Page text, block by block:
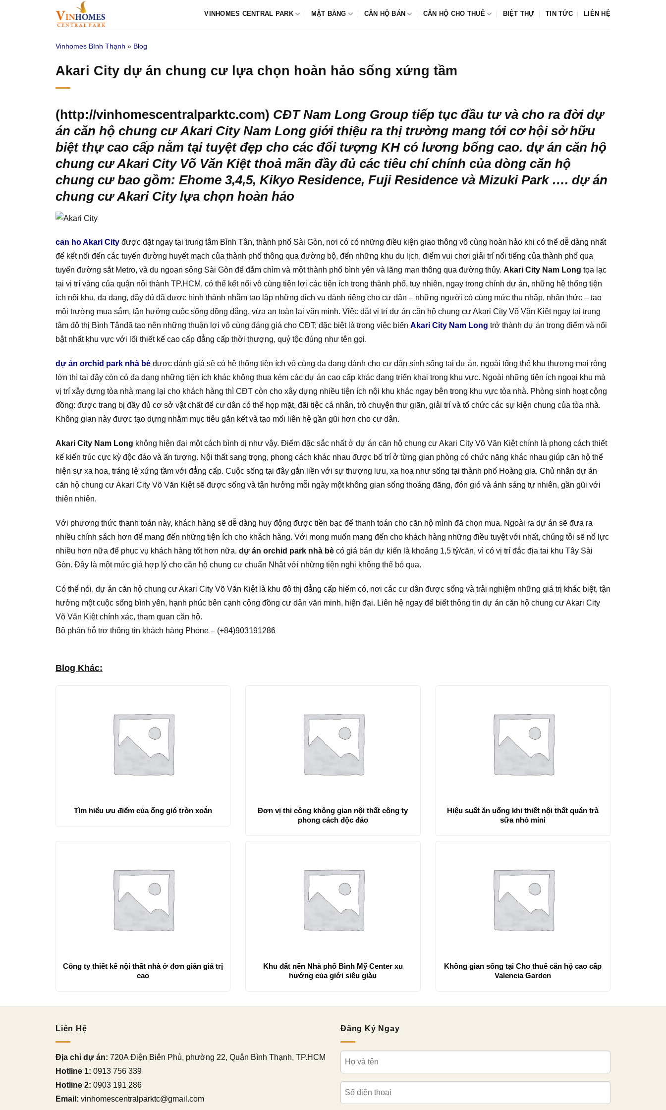
VINHOMES CENTRAL PARK MẶT BẰNG CĂN HỘ BÁN CĂN HỘ CHO THUÊ BIỆT THỰ TIN TỨC LIÊN HỆ
Vinhomes Bình Thạnh » Blog
Akari City dự án chung cư lựa chọn hoàn hảo sống xứng tầm
(http://vinhomescentralparktc.com) CĐT Nam Long Group tiếp tục đầu tư và cho ra đời dự
án căn hộ chung cưAkari City Nam Long giới thiệu ra thị trường mang tới cơ hội sở hữu
biệt thự cao cấp nằm tại tuyệt đẹp cho các đối tượng KH có lương bổng cao. dự án căn hộ
chung cư Akari City Võ Văn Kiệt thoả mãn đầy đủ các tiêu chí chính của dòng căn hộ
chung cư bao gồm: Ehome 3,4,5, Kikyo Residence, Fuji Residence và Mizuki Park …. dự án
chung cư Akari City lựa chọn hoàn hảo
can ho Akari City được đặt ngay tại trung tâm Bình Tân, thành phố Sài Gòn, nơi có có những điều kiện giao thông vô cùng hoàn hảo khi có thể dễ dàng nhất
để kết nối đến các tuyến đường huyết mạch của thành phố thông qua đường bộ, đến những khu du lịch, điểm vui chơi giải trí nổi tiếng của thành phố qua
tuyến đường sắt Metro, và du ngoạn sông Sài Gòn để đắm chìm và một thành phố bình yên và lãng mạn thông qua đường thủy. Akari City Nam Long tọa lạc
tại vị trí vàng của quận nội thành TP.HCM, có thể kết nối vô cùng tiện lợi các tiện ích trong thành phố, tuy nhiên, ngay trong chính dự án, những hệ thống tiện
ích nội khu, đa dạng, đầy đủ đã được hình thành nhằm tạo lập những dịch vụ dành riêng cho cư dân – những người có cùng mức thu nhập, nhận thức – tạo
môi trường mua sắm, tận hưởng cuộc sống đồng đẳng, vừa an toàn lại văn minh. Việc đặt vị trí dự án căn hộ chung cư Akari City Võ Văn Kiệt ngay tại trung
tâm đô thị Bình Tânđã tạo nên những thuận lợi vô cùng đáng giá cho CĐT; đặc biệt là trong việc biến Akari City Nam Long trở thành dự án trọng điểm và nổi
bật nhất khu vực với lối thiết kế cao cấp đẳng cấp thời thượng, quý tộc đúng như tên gọi.
dự án orchid park nhà bè được đánh giá sẽ có hệ thống tiện ích vô cùng đa dạng dành cho cư dân sinh sống tại dự án, ngoài tổng thể khu thương mại rộng
lớn thì tại đây còn có đa dạng những tiện ích khác không thua kém các dự án cao cấp khác đang triển khai trong khu vực. Ngoài những tiện ích ngoại khu mà
vị trí xây dựng tòa nhà mang lại cho khách hàng thì CĐT còn cho xây dựng nhiều tiện ích nội khu khác ngay bên trong khu vực tòa nhà. Phòng sinh hoạt cộng
đồng: được trang bị đầy đủ cơ sở vật chất để cư dân có thể họp mặt, đãi tiệc cá nhân, trò chuyện thư giãn, giải trí và tổ chức các sự kiện chung của tòa nhà.
Không gian này được tạo dựng nhằm mục tiêu gắn kết và tạo mối liên hệ gần gũi hơn cho cư dân.
Akari City Nam Long không hiện đại một cách bình dị như vậy. Điểm đặc sắc nhất ở dự án căn hộ chung cư Akari City Võ Văn Kiệt chính là phong cách thiết
kế kiến trúc cực kỳ độc đáo và ấn tượng. Nội thất sang trọng, phong cách khác nhau được bố trí ở từng gian phòng có chức năng khác nhau giúp căn hộ thể
hiện sự xa hoa, tráng lệ xứng tầm với đẳng cấp. Cuộc sống tại đây gắn liền với sự thượng lưu, xa hoa như sống tại thành phố Hoàng gia. Chủ nhân dự án
căn hộ chung cư Akari City Võ Văn Kiệt sẽ được sống và tận hưởng mỗi ngày một không gian sống thoáng đãng, đón gió và ánh sáng tự nhiên, gần gũi với
thiên nhiên.
Với phương thức thanh toán này, khách hàng sẽ dễ dàng huy động được tiền bạc để thanh toán cho căn hộ mình đã chọn mua. Ngoài ra dự án sẽ đưa ra
nhiều chính sách hơn để mang đến những tiện ích cho khách hàng. Với mong muốn mang đến cho khách hàng những điều tuyệt với nhất, chúng tôi sẽ nổ lực
nhiều hơn nữa để phục vụ khách hàng tốt hơn nữa. dự án orchid park nhà bè có giá bán dự kiến là khoảng 1,5 tỷ/căn, vì có vị trí đắc địa tai khu Tây Sài
Gòn. Đây là một mức giá hợp lý cho căn hộ chung cư chuẩn Nhật với những tiện nghi không thể bỏ qua.
Có thể nói, dự án căn hộ chung cư Akari City Võ Văn Kiệt là khu đô thị đẳng cấp hiếm có, nơi các cư dân được sống và trải nghiệm những giá trị khác biệt, tận
hưởng một cuộc sống bình yên, hạnh phúc bên cạnh cộng đồng cư dân văn minh, hiện đại. Liên hệ ngay để biết thông tin dự án căn hộ chung cư Akari City
Võ Văn Kiệt chính xác, tham quan căn hộ.
Bộ phận hỗ trợ thông tin khách hàng Phone – (+84)903191286
Blog Khác:
Tìm hiểu ưu điểm của ống gió tròn xoắn
Đơn vị thi công không gian nội thất công ty
phong cách độc đáo
Hiệu suất ăn uống khi thiết nội thất quán trà
sữa nhỏ mini
Công ty thiết kế nội thất nhà ở đơn giản giá trị
cao
Khu đất nền Nhà phố Bình Mỹ Center xu
hướng của giới siêu giàu
Không gian sống tại Cho thuê căn hộ cao cấp
Valencia Garden
Liên Hệ
Địa chỉ dự án: 720A Điện Biên Phủ, phường 22, Quận Bình Thạnh, TP.HCM
Hotline 1: 0913 756 339
Hotline 2: 0903 191 286
Email: vinhomescentralparktc@gmail.com
Đăng Ký Ngay